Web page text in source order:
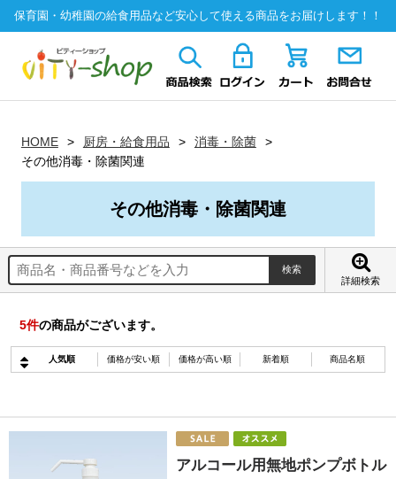
保育園・幼稚園の給食用品など安心して使える商品をお届けします！！
HOME 厨房・給食用品
消毒・除菌
その他消毒・除菌関連
その他消毒・除菌関連
詳細検索
5件の商品がございます。
人気順 価格が安い順 価格が高い順 新着順 商品名順
アルコール用無地ポンプボトル